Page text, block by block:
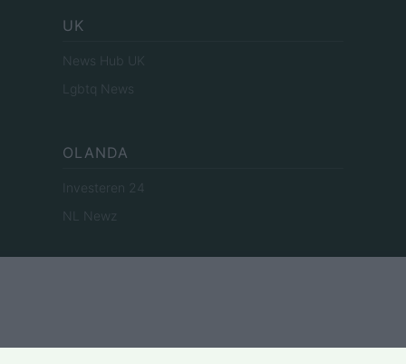
UK
News Hub UK
Lgbtq News
OLANDA
Investeren 24
NL Newz